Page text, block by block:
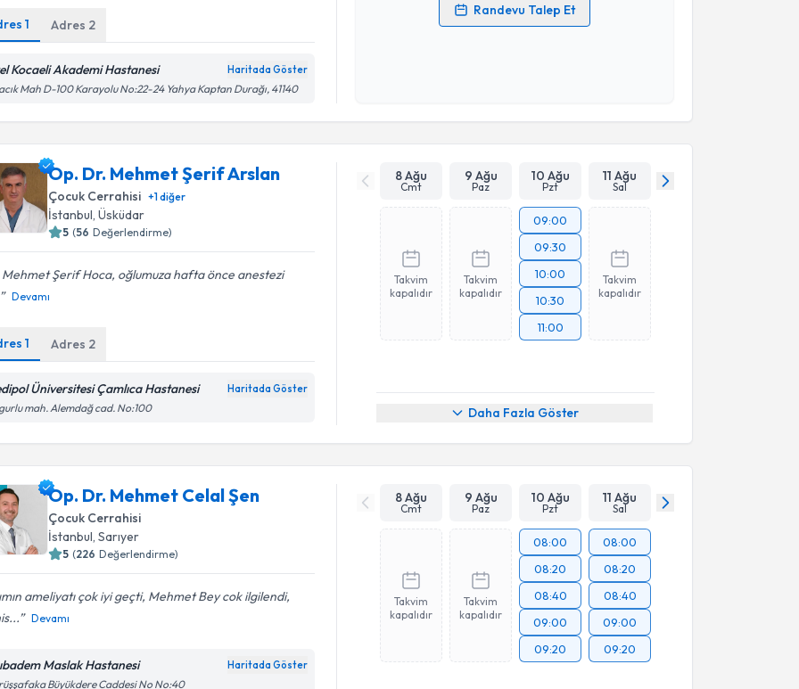
1 Adres 2
Kocaeli Akademi Hastanesi Haritada Göster
Mah D-100 Karayolu No:22-24 Yahya Kaptan Durağı, 41140
Randevu Talep Et
Kişisel verilerimin işlenmesine ilişkinAydınlatma Metni
Takvim Talebini Gönder
Op. Dr. Mehmet Şerif Arslan
Çocuk Cerrahisi +1diğer
İstanbul , Üsküdar
5 (56 Değerlendirme)
Şerif Hoca, oğlumuza hafta önce anestezi
Devamı
1 Adres 2
Üniversitesi Çamlıca Hastanesi Haritada Göster
mah. Alemdağ cad. No:100
8 Ağu
Cmt
9 Ağu
Paz
10 Ağu
Pzt
11 Ağu
Sal
Takvim
kapalıdır
Takvim
kapalıdır
09:00
09:30
10:00
10:30
11:00
Takvim
kapalıdır
Daha Fazla Göster
Op. Dr. Mehmet Celal Şen
Çocuk Cerrahisi
İstanbul, Sarıyer
5 (226 Değerlendirme)
ameliyatı çok iyi geçti, Mehmet Bey cok ilgilendi,
Devamı
Maslak Hastanesi Haritada Göster
Büyükdere Caddesi No No:40
8 Ağu
Cmt
9 Ağu
Paz
10 Ağu
Pzt
11 Ağu
Sal
Takvim
kapalıdır
Takvim
kapalıdır
08:00
08:20
08:40
09:00
09:20
08:00
08:20
08:40
09:00
09:20